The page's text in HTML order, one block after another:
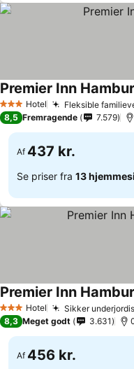
3 StjernerHotel Fleksible
Premier Inn
8,5 Fremragende 7.579
Af 437 kr.
Se priser fra 13
3 StjernerHotel Sikker
Premier Inn
8,3 Meget godt 3.631
Af 456 kr.